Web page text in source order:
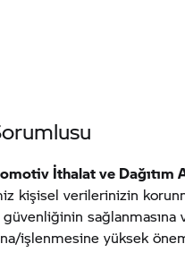
İthalat ve Dağıtım
kişisel verilerinizin
sağlanmasına
işlenmesine yüksek